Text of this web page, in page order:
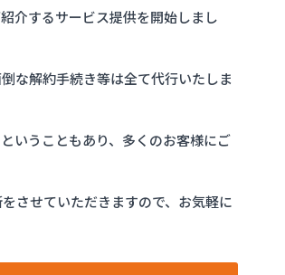
介するサービス提供を開始しまし
な解約手続き等は全て代行いたしま
いうこともあり、多くのお客様にご
させていただきますので、お気軽に